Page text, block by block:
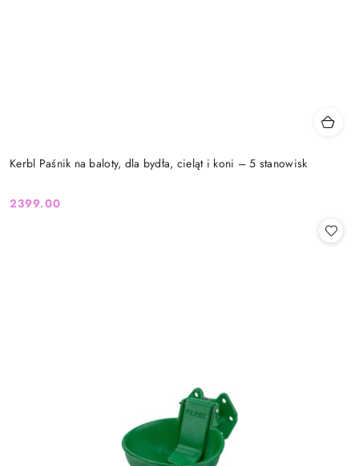
Kerbl Paśnik na baloty, dla bydła, cieląt i koni – 5 stanowisk
Cena:
2399.00